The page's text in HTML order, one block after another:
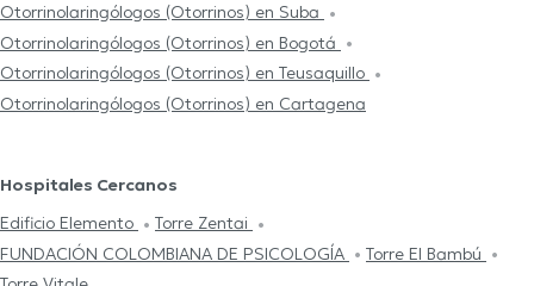
Otorrinolaringólogos (Otorrinos) en Suba
Otorrinolaringólogos (Otorrinos) en Bogotá
Otorrinolaringólogos (Otorrinos) en Teusaquillo
Otorrinolaringólogos (Otorrinos) en Cartagena
Hospitales Cercanos
Edificio Elemento
Torre Zentai
FUNDACIÓN COLOMBIANA DE PSICOLOGÍA
Torre El Bambú